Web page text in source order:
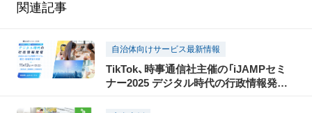
関連記事
自治体向けサービス最新情報
TikTok、時事通信社主催の「iJAMPセミ
ナー2025 デジタル時代の行政情報発信」